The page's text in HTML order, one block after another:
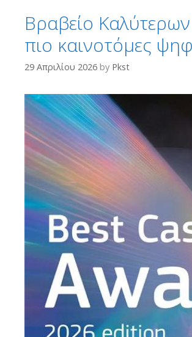
Βραβείο
πιο καινοτόμες
29 Απριλίου 2026 by Pkst